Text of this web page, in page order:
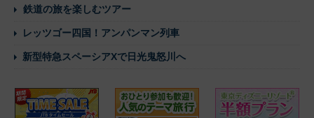
鉄道の旅を楽しむツアー
レッツゴー四国！アンパンマン列車
新型特急スペーシアXで日光鬼怒川へ